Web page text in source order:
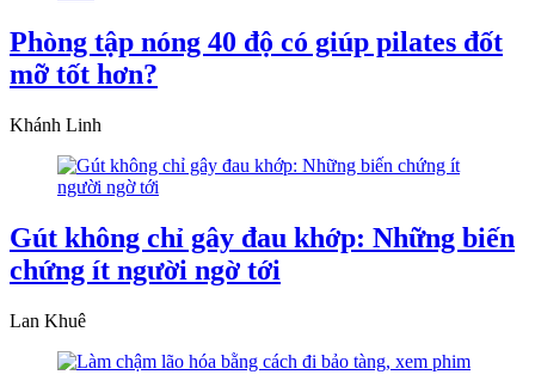
Phòng tập nóng 40 độ có giúp pilates đốt
mỡ tốt hơn?
Khánh Linh
Gút không chỉ gây đau khớp: Những biến
chứng ít người ngờ tới
Lan Khuê